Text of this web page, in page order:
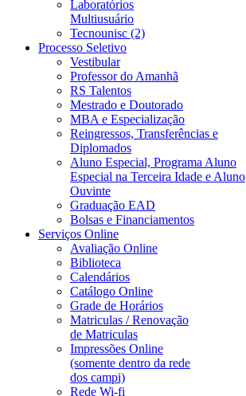
Laboratórios
Multiusuário
Tecnounisc (2)
Processo Seletivo
Vestibular
Professor do Amanhã
RS Talentos
Mestrado e Doutorado
MBA e Especialização
Reingressos, Transferências e
Diplomados
Aluno Especial, Programa Aluno
Especial na Terceira Idade e Aluno
Ouvinte
Graduação EAD
Bolsas e Financiamentos
Serviços Online
Avaliação Online
Biblioteca
Calendários
Catálogo Online
Grade de Horários
Matriculas / Renovação
de Matriculas
Impressões Online
(somente dentro da rede
dos campi)
Rede Wi-fi